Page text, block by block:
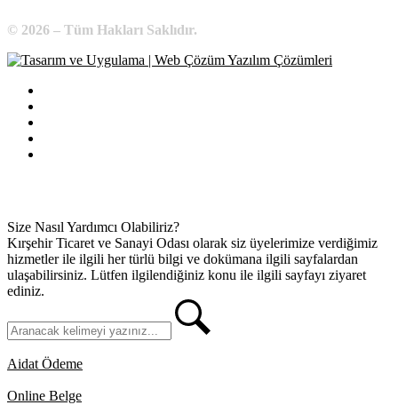
© 2026 – Tüm Hakları Saklıdır.
Size Nasıl Yardımcı Olabiliriz?
Kırşehir Ticaret ve Sanayi Odası olarak siz üyelerimize verdiğimiz
hizmetler ile ilgili her türlü bilgi ve dokümana ilgili sayfalardan
ulaşabilirsiniz. Lütfen ilgilendiğiniz konu ile ilgili sayfayı ziyaret
ediniz.
Aidat Ödeme
Online Belge